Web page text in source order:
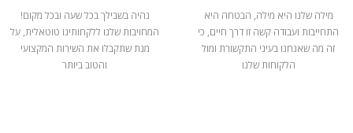
מילה שלנו היא מילה, הבטחה היא
התחייבות ועבודה קשה זו דרך חיים, כי
זה מה שאנחנו בעיני התקשורת ומול
הלקוחות שלנו
נהיה בשבילך בכל שעה ובכל מקום!
המחויבות שלנו ללקחותינו טוטאלית, על
מנת שתקבלו את השירות המקצועי
והטוב ביותר